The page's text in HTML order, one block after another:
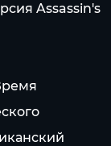
Assassin's